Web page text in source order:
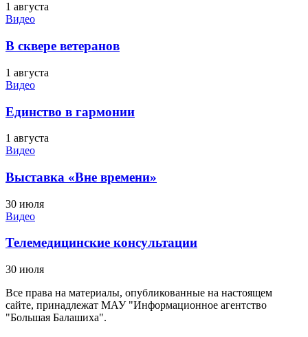
1 августа
Видео
В сквере ветеранов
1 августа
Видео
Единство в гармонии
1 августа
Видео
Выставка «Вне времени»
30 июля
Видео
Телемедицинские консультации
30 июля
Все права на материалы, опубликованные на настоящем
сайте, принадлежат МАУ "Информационное агентство
"Большая Балашиха".